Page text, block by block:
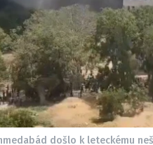
došlo k leteckému